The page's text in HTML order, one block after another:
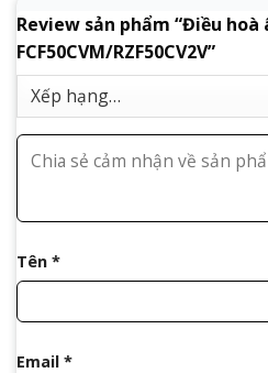
Review sản phẩm “Điều
FCF50CVM/RZF50CV2V”
Tên *
Email *